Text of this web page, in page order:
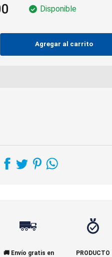
Disponible
Agregar al carrito
🚚 Envío gratis en
PRODUCTO